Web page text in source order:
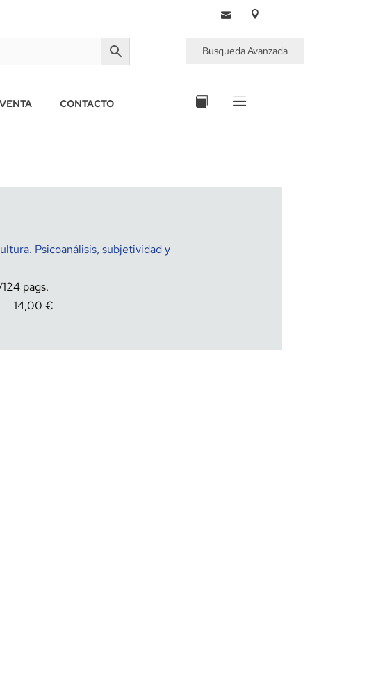
Busqueda Avanzada
CONTACTO
Psicoanálisis, subjetividad y
124
14,00 €